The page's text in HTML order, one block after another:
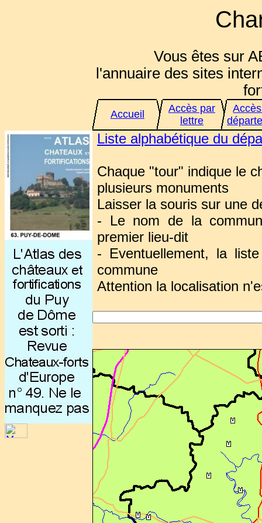
Vous êtes sur
l'annuaire des sites
Accueil
Accès par
lettre
Liste alphabétique du
Chaque "tour" indique le
plusieurs monuments
Laisser la souris sur une
- Le nom de la
premier lieu-dit
- Eventuellement, la
commune
Attention la localisation